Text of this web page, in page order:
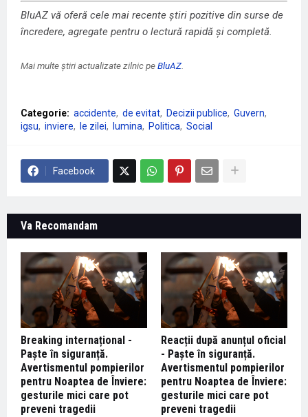
BluAZ vă oferă cele mai recente știri pozitive din surse de
încredere, agregate pentru o lectură rapidă și completă.
Mai multe știri actualizate zilnic peBluAZ.
Categorie: accidente de evitat Decizii publice
Guvern
igsu
inviere le zilei lumina Politica Social
Facebook
Va Recomandam
Breaking internațional -
Paște în siguranță.
Avertismentul pompierilor
pentru Noaptea de Înviere:
gesturile mici care pot
preveni tragedii
Reacții după anunțul oficial
- Paște în siguranță.
Avertismentul pompierilor
pentru Noaptea de Înviere:
gesturile mici care pot
preveni tragedii